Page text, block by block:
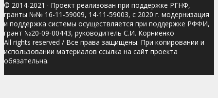
© 2014-2021 · Проект реализован при поддержке РГНФ,
гранты №№ 16-11-59009, 14-11-59003, с 2020 г. модернизация
и поддержка системы осуществляется при поддержке РФФИ,
грант №20-09-00443, руководитель С.И. Корниенко
All rights reserved / Все права защищены. При копировании и
использовании материалов ссылка на сайт проекта
обязательна.